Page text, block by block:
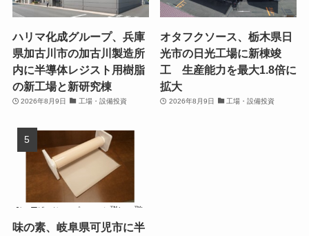
ハリマ化成グループ、兵庫
県加古川市の加古川製造所
内に半導体レジスト用樹脂
の新工場と新研究棟
2026年8月9日 工場・設備投資
オタフクソース、栃木県日
光市の日光工場に新棟竣
工 生産能力を最大1.8倍に
拡大
2026年8月9日 工場・設備投資
味の素、岐阜県可児市に半